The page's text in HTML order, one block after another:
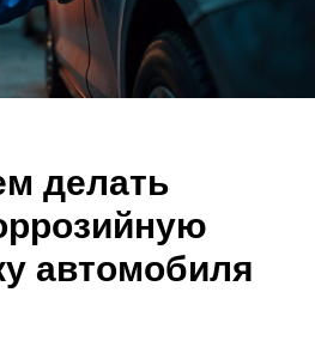
делать
автомобиля